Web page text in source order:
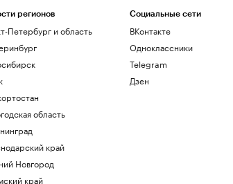
регионов
Петербург и область
область
край
Новгород
край
Социальные сети
ВКонтакте
Одноклассники
Telegram
Дзен